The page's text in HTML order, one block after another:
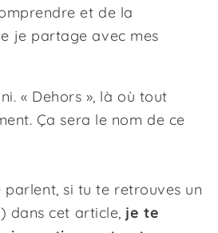
et de la
je partage avec mes
« Dehors », là où tout
Ça sera le nom de ce
parlent, si tu te retrouves un
dans cet article, je te